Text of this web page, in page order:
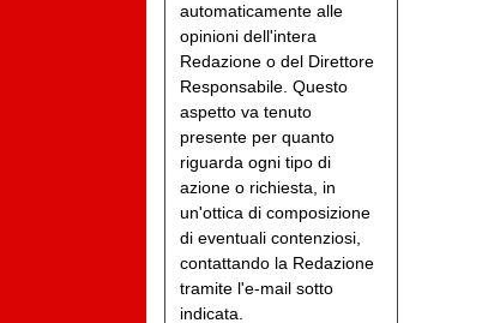
automaticamente alle
opinioni dell'intera
Redazione o del Direttore
Responsabile. Questo
aspetto va tenuto
presente per quanto
riguarda ogni tipo di
azione o richiesta, in
un'ottica di composizione
di eventuali contenziosi,
contattando la Redazione
tramite l'e-mail sotto
indicata.